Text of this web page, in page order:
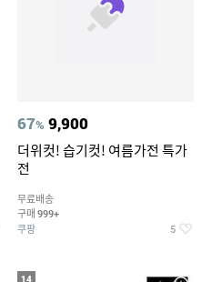
67% 9,900
더위컷! 습기컷! 여름가전 특가
전
무료배송
구매 999+
쿠팡 5
14